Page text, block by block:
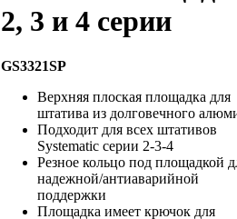
2, 3 и 4 серии
GS3321SP
Верхняя плоская площадка для
штатива из долговечного
Подходит для всех штативов
Systematic серии 2-3-4
Резное кольцо под площадкой
надежной/антиаварийной
поддержки
Площадка имеет крючок для